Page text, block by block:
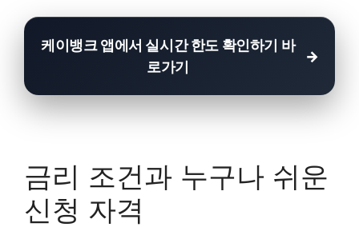
케이뱅크 앱에서 실시간 한도 확인하기 바
로가기
금리 조건과 누구나 쉬운
신청 자격